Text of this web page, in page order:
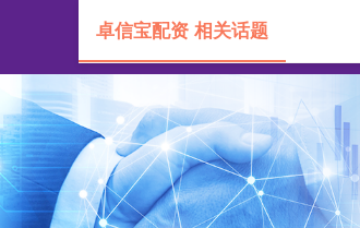
卓信宝配资 相关话题